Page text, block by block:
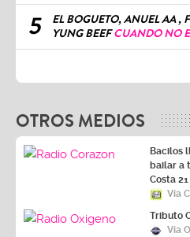
5
EL BOGUETO, ANUEL AA ,
YUNG BEEFCUANDO NO
OTROS MEDIOS
Bacilos
bailar a
Costa 21
Vía
Tributo
Vía